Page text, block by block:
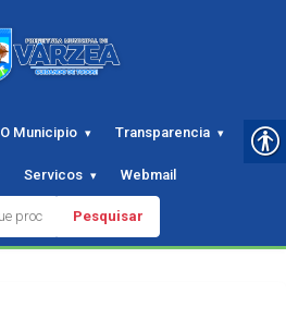
O Municipio Transparencia
Servicos Webmail
Pesquisar